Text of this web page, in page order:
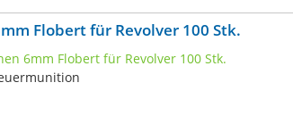
Flobert für Revolver 100 Stk.